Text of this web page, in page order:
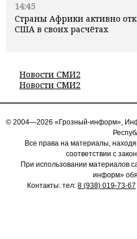
14:45
Страны Африки активно
США в своих расчётах
Новости СМИ2
Новости СМИ2
© 2004—2026 «Грозный-информ»,
Все права на материалы,
соответствии с
При использовании материалов
информ»
Контакты: тел: 8 (938) 019-73-67